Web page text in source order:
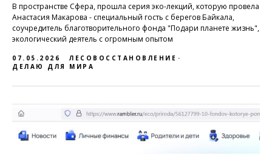
В пространстве Сфера, прошла серия эко-лекций, которую провела
Анастасия Макарова - специальный гость с берегов Байкала,
соучредитель благотворительного фонда "Подари планете жизнь",
экологический деятель с огромным опытом
07.05.2026
ЛЕСОВОССТАНОВЛЕНИЕ
ДЕЛАЮ ДЛЯ МИРА